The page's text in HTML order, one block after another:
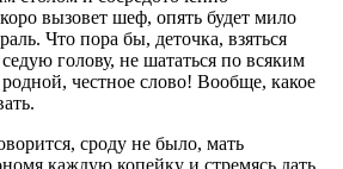
вызовет шеф, опять будет мило
Что пора бы, деточка, взяться
голову, не шататься по всяким
честное слово! Вообще, какое
сроду не было, мать
каждую копейку и стремясь дать